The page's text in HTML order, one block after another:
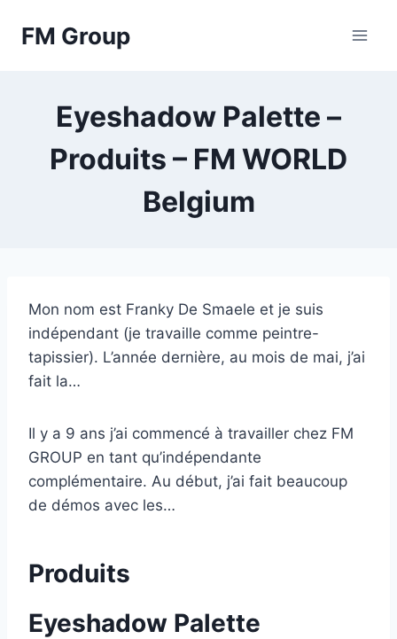
FM Group
Eyeshadow Palette –
Produits – FM WORLD
Belgium
Mon nom est Franky De Smaele et je suis
indépendant (je travaille comme peintre-
tapissier). L’année dernière, au mois de mai, j’ai
fait la…
Il y a 9 ans j’ai commencé à travailler chez FM
GROUP en tant qu’indépendante
complémentaire. Au début, j’ai fait beaucoup
de démos avec les…
Produits
Eyeshadow Palette